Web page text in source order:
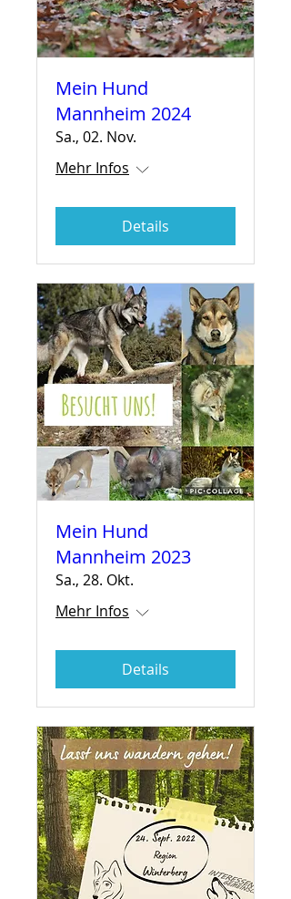
Mein Hund
Mannheim 2024
Sa., 02. Nov.
Mehr Infos
Details
Mein Hund
Mannheim 2023
Sa., 28. Okt.
Mehr Infos
Details